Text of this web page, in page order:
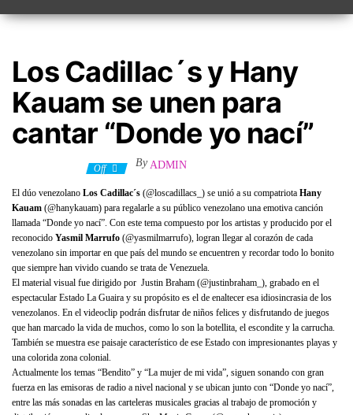
Los Cadillac´s y Hany
Kauam se unen para
cantar “Donde yo nací”
Off By ADMIN
El dúo venezolano Los Cadillac´s (@loscadillacs_) se unió a su compatriota Hany
Kauam (@hanykauam) para regalarle a su público venezolano una emotiva canción
llamada “Donde yo nací”. Con este tema compuesto por los artistas y producido por el
reconocido Yasmil Marrufo (@yasmilmarrufo), logran llegar al corazón de cada
venezolano sin importar en que país del mundo se encuentren y recordar todo lo bonito
que siempre han vivido cuando se trata de Venezuela.
El material visual fue dirigido por Justin Braham (@justinbraham_), grabado en el
espectacular Estado La Guaira y su propósito es el de enaltecer esa idiosincrasia de los
venezolanos. En el videoclip podrán disfrutar de niños felices y disfrutando de juegos
que han marcado la vida de muchos, como lo son la botellita, el escondite y la carrucha.
También se muestra ese paisaje característico de ese Estado con impresionantes playas y
una colorida zona colonial.
Actualmente los temas “Bendito” y “La mujer de mi vida”, siguen sonando con gran
fuerza en las emisoras de radio a nivel nacional y se ubican junto con “Donde yo nací”,
entre las más sonadas en las carteleras musicales gracias al trabajo de promoción y